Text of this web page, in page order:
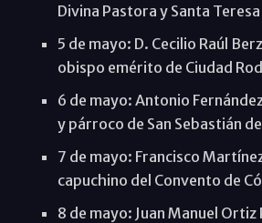
Divina Pastora y Santa Teresa
5 de mayo: D. Cecilio Raúl
obispo emérito de Ciudad
6 de mayo: Antonio
y párroco de San Sebastián
7 de mayo: Francisco
capuchino del Convento de
8 de mayo: Juan Manuel